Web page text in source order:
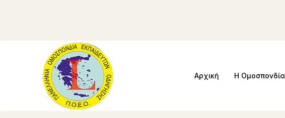
Αρχική Η Ομοσπονδία